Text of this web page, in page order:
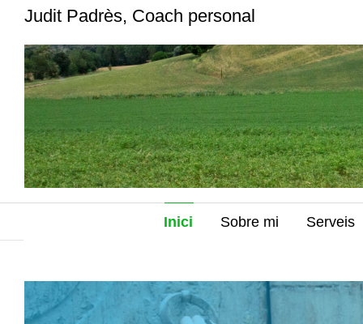
Judit Padrès, Coach personal
Inici Sobre mi Serveis